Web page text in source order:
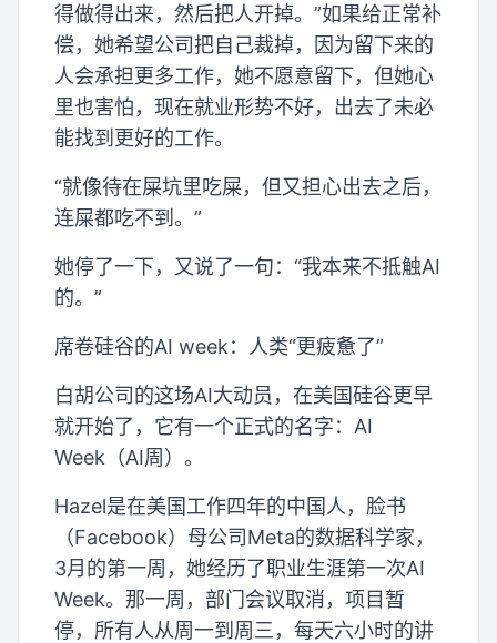
得做得出来，然后把人开掉。”如果给正常补
偿，她希望公司把自己裁掉，因为留下来的
人会承担更多工作，她不愿意留下，但她心
里也害怕，现在就业形势不好，出去了未必
能找到更好的工作。
“就像待在屎坑里吃屎，但又担心出去之后，
连屎都吃不到。”
她停了一下，又说了一句：“我本来不抵触AI
的。”
席卷硅谷的AI week：人类“更疲惫了”
白胡公司的这场AI大动员，在美国硅谷更早
就开始了，它有一个正式的名字：AI
Week（AI周）。
Hazel是在美国工作四年的中国人，脸书
（Facebook）母公司Meta的数据科学家，
3月的第一周，她经历了职业生涯第一次AI
Week。那一周，部门会议取消，项目暂
停，所有人从周一到周三，每天六小时的讲